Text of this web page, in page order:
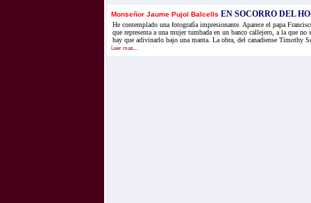
Monseñor Jaume Pujol Balcells EN SOCORRO DEL
He contemplado una fotografía impresionante. Aparece el papa
que representa a una mujer tumbada en un banco callejero, a la que no
hay que adivinarlo bajo una manta. La obra, del canadiense Timothy
Leer mas...